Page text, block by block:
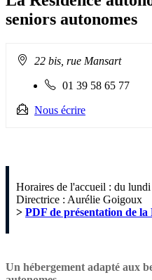
seniors autonomes
Adresse22 bis, rue Mansart
Téléphone
:
01 39 58 65 77
Nous écrire
Horaires de l'accueil : du
Directrice : Aurélie Goigoux
> PDF de présentation de la
Un hébergement adapté aux